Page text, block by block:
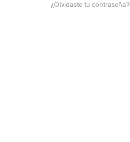
¿Olvidaste tu contraseña?